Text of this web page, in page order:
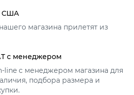
США
магазина прилетят из
с менеджером
line с менеджером магазина для
подбора размера и